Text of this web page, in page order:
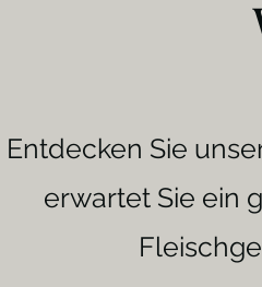
Entdecken Sie
erwartet Sie ein